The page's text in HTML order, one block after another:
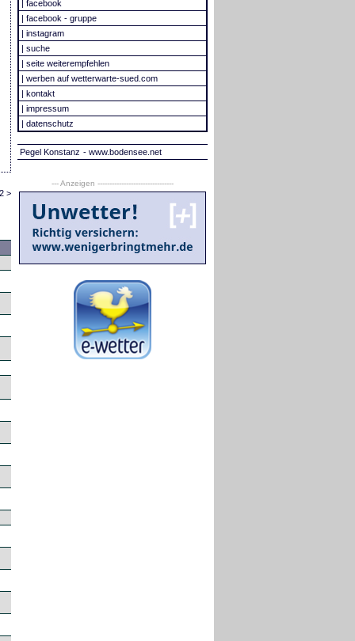
>
| facebook
| facebook - gruppe
| instagram
| suche
| seite weiterempfehlen
| werben auf wetterwarte-sued.com
| kontakt
| impressum
| datenschutz
Pegel Konstanz - www.bodensee.net
--- Anzeigen --------------------------------